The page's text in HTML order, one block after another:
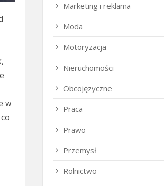
w
Marketing i reklama
Moda
Motoryzacja
Nieruchomości
Obcojęzyczne
Praca
Prawo
Przemysł
Rolnictwo